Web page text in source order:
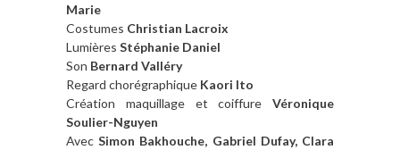
Marie
Costumes Christian Lacroix
Lumières Stéphanie Daniel
Son Bernard Valléry
Regard chorégraphique Kaori Ito
Création maquillage et coiffure Véronique
Soulier-Nguyen
AvecSimon Bakhouche, Gabriel Dufay, Clara